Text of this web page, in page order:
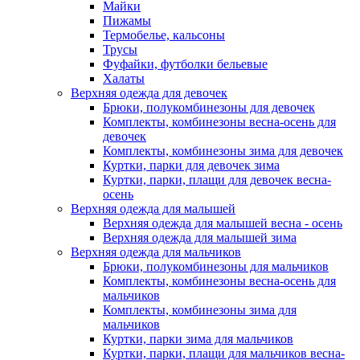
Майки
Пижамы
Термобелье, кальсоны
Трусы
Фуфайки, футболки бельевые
Халаты
Верхняя одежда для девочек
Брюки, полукомбинезоны для девочек
Комплекты, комбинезоны весна-осень для
девочек
Комплекты, комбинезоны зима для девочек
Куртки, парки для девочек зима
Куртки, парки, плащи для девочек весна-
осень
Верхняя одежда для малышей
Верхняя одежда для малышей весна - осень
Верхняя одежда для малышей зима
Верхняя одежда для мальчиков
Брюки, полукомбинезоны для мальчиков
Комплекты, комбинезоны весна-осень для
мальчиков
Комплекты, комбинезоны зима для
мальчиков
Куртки, парки зима для мальчиков
Куртки, парки, плащи для мальчиков весна-